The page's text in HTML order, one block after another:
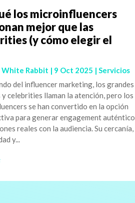
los microinfluencers
mejor que las
(y cómo elegir el
White Rabbit | 9 Oct 2025 | Servicios
del influencer marketing, los grandes
y celebrities llaman la atención, pero los
se han convertido en la opción
para generar engagement auténtico
reales con la audiencia. Su cercanía,
y...